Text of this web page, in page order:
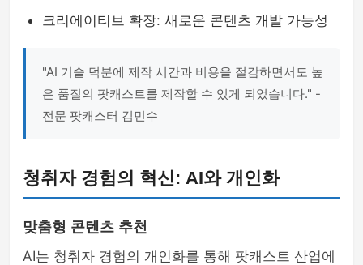
크리에이티브 확장: 새로운 콘텐츠 개발 가능성
"AI 기술 덕분에 제작 시간과 비용을 절감하면서도 높
은 품질의 팟캐스트를 제작할 수 있게 되었습니다." -
전문 팟캐스터 김민수
청취자 경험의 혁신: AI와 개인화
맞춤형 콘텐츠 추천
AI는 청취자 경험의 개인화를 통해 팟캐스트 산업에